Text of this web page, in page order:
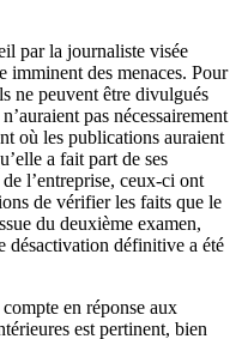
par la journaliste visée
imminent des menaces. Pour
ne peuvent être divulgués
pas nécessairement
où les publications auraient
a fait part de ses
l’entreprise, ceux-ci ont
de vérifier les faits que le
du deuxième examen,
désactivation définitive a été
en réponse aux
est pertinent, bien